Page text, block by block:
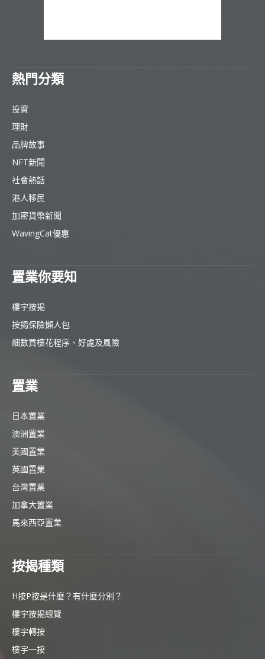
熱門分類
投資
理財
品牌故事
NFT新聞
社會熱話
港人移民
加密貨幣新聞
WavingCat優惠
置業你要知
樓宇按揭
按揭保險懶人包
細數買樓花程序、好處及風險
置業
日本置業
澳洲置業
美國置業
英國置業
台灣置業
加拿大置業
馬來西亞置業
按揭種類
H按P按是什麼？有什麼分別？
樓宇按揭總覽
樓宇轉按
樓宇一按